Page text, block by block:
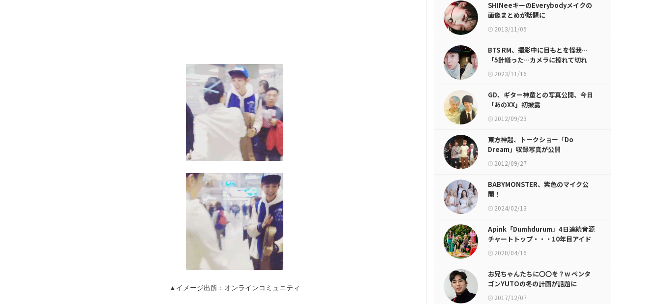
▲イメージ出所：オンラインコミュニティ
SHINeeキーのEverybodyメイクの
画像まとめが話題に
2013/11/05
BTS RM、撮影中に目もとを怪我…
「5針縫った…カメラに擦れて切れ
た」2023/11/16
GD、ギター神童との写真公開、今日
「あのXX」初披露
2012/09/23
東方神起、トークショー「Do
Dream」収録写真が公開
2012/09/27
BABYMONSTER、紫色のマイク公
開！
2024/02/13
Apink「Dumhdurum」4日連続音源
チャートトップ・・・10年目アイド
ルの底力
2020/04/16
お兄ちゃんたちに〇〇を？w ペンタ
ゴンYUTOの冬の計画が話題に
2017/12/07